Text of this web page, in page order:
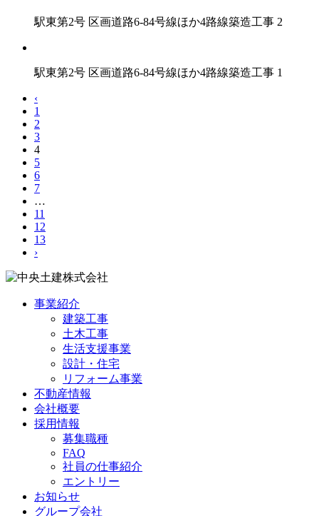
駅東第2号 区画道路6-84号線ほか4路線築造工事 2
駅東第2号 区画道路6-84号線ほか4路線築造工事 1
‹
1
2
3
4
5
6
7
…
11
12
13
›
事業紹介
建築工事
土木工事
生活支援事業
設計・住宅
リフォーム事業
不動産情報
会社概要
採用情報
募集職種
FAQ
社員の仕事紹介
エントリー
お知らせ
グループ会社